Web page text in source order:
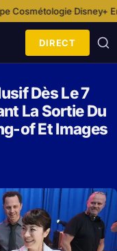
·Disney+ Enrichit Son
DIRECT
Dès Le 7
La Sortie Du
of Et Images